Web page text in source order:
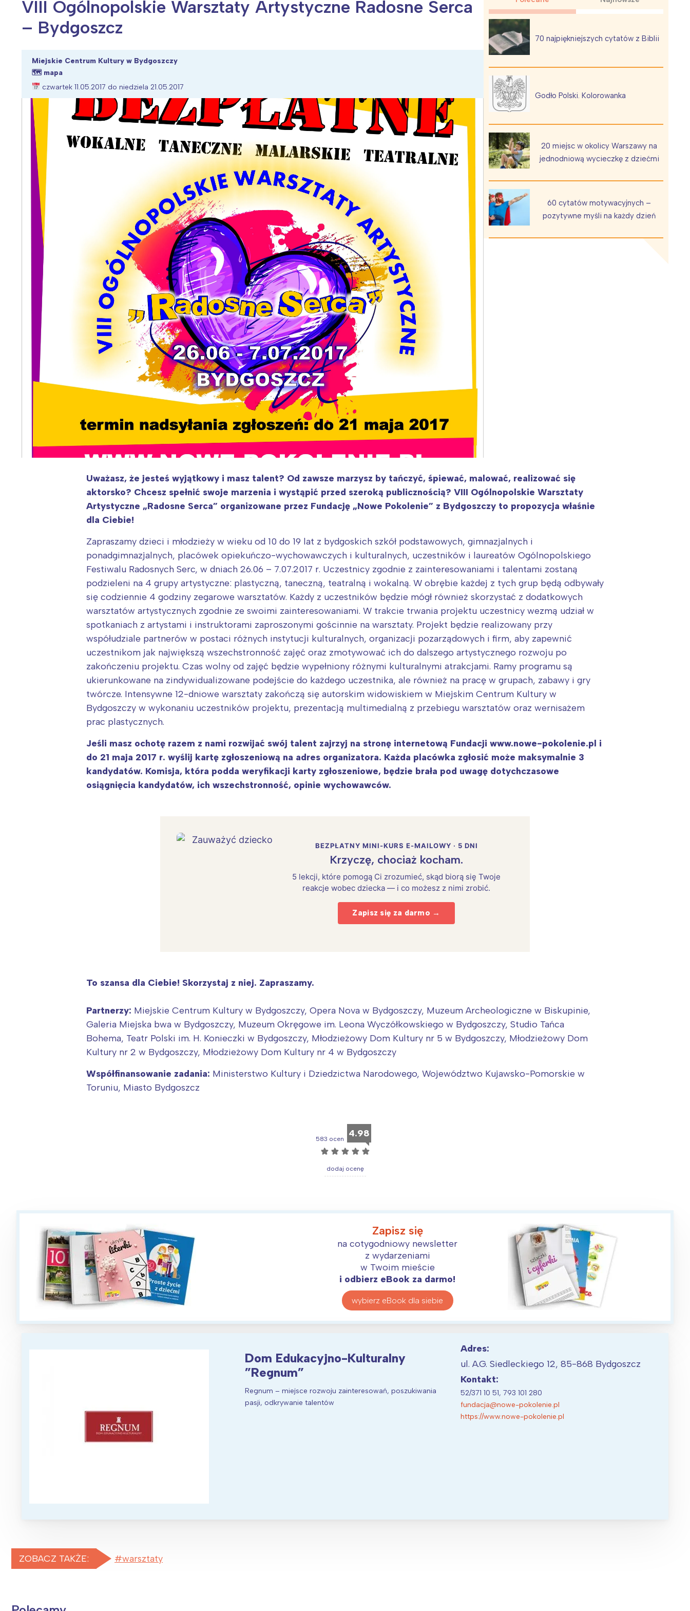
Wiosenny koncert ptaków na płocie
VIII Ogólnopolskie Warsztaty Artystyczne Radosne Serca
– Bydgoszcz
Miejskie Centrum Kultury w Bydgoszczy
🗺 mapa
czwartek 11.05.2017 do niedziela 21.05.2017
70 najpiękniejszych cytatów z Biblii
Godło Polski. Kolorowanka
20 miejsc w okolicy Warszawy na
jednodniową wycieczkę z dziećmi
60 cytatów motywacyjnych –
pozytywne myśli na każdy dzień
Uważasz, że jesteś wyjątkowy i masz talent? Od zawsze marzysz by tańczyć, śpiewać, malować, realizować się
aktorsko? Chcesz spełnić swoje marzenia i wystąpić przed szeroką publicznością? VIII Ogólnopolskie Warsztaty
Artystyczne „Radosne Serca” organizowane przez Fundację „Nowe Pokolenie” z Bydgoszczy to propozycja właśnie
dla Ciebie!
Zapraszamy dzieci i młodzieży w wieku od 10 do 19 lat z bydgoskich szkół podstawowych, gimnazjalnych i
ponadgimnazjalnych, placówek opiekuńczo-wychowawczych i kulturalnych, uczestników i laureatów Ogólnopolskiego
Festiwalu Radosnych Serc, w dniach 26.06 – 7.07.2017 r. Uczestnicy zgodnie z zainteresowaniami i talentami zostaną
podzieleni na 4 grupy artystyczne: plastyczną, taneczną, teatralną i wokalną. W obrębie każdej z tych grup będą odbywały
się codziennie 4 godziny zegarowe warsztatów. Każdy z uczestników będzie mógł również skorzystać z dodatkowych
warsztatów artystycznych zgodnie ze swoimi zainteresowaniami. W trakcie trwania projektu uczestnicy wezmą udział w
spotkaniach z artystami i instruktorami zaproszonymi gościnnie na warsztaty. Projekt będzie realizowany przy
współudziale partnerów w postaci różnych instytucji kulturalnych, organizacji pozarządowych i firm, aby zapewnić
uczestnikom jak największą wszechstronność zajęć oraz zmotywować ich do dalszego artystycznego rozwoju po
zakończeniu projektu. Czas wolny od zajęć będzie wypełniony różnymi kulturalnymi atrakcjami. Ramy programu są
ukierunkowane na zindywidualizowane podejście do każdego uczestnika, ale również na pracę w grupach, zabawy i gry
twórcze. Intensywne 12-dniowe warsztaty zakończą się autorskim widowiskiem w Miejskim Centrum Kultury w
Bydgoszczy w wykonaniu uczestników projektu, prezentacją multimedialną z przebiegu warsztatów oraz wernisażem
prac plastycznych.
Jeśli masz ochotę razem z nami rozwijać swój talent zajrzyj na stronę internetową Fundacji www.nowe-pokolenie.pl i
do 21 maja 2017 r. wyślij kartę zgłoszeniową na adres organizatora. Każda placówka zgłosić może maksymalnie 3
kandydatów. Komisja, która podda weryfikacji karty zgłoszeniowe, będzie brała pod uwagę dotychczasowe
osiągnięcia kandydatów, ich wszechstronność, opinie wychowawców.
BEZPŁATNY MINI-KURS E-MAILOWY · 5 DNI
Krzyczę, chociaż kocham.
5 lekcji, które pomogą Ci zrozumieć, skąd biorą się Twoje
reakcje wobec dziecka — i co możesz z nimi zrobić.
Zapisz się za darmo →
To szansa dla Ciebie! Skorzystaj z niej. Zapraszamy.
Partnerzy: Miejskie Centrum Kultury w Bydgoszczy, Opera Nova w Bydgoszczy, Muzeum Archeologiczne w Biskupinie,
Galeria Miejska bwa w Bydgoszczy, Muzeum Okręgowe im. Leona Wyczółkowskiego w Bydgoszczy, Studio Tańca
Bohema, Teatr Polski im. H. Konieczki w Bydgoszczy, Młodzieżowy Dom Kultury nr 5 w Bydgoszczy, Młodzieżowy Dom
Kultury nr 2 w Bydgoszczy, Młodzieżowy Dom Kultury nr 4 w Bydgoszczy
Współfinansowanie zadania: Ministerstwo Kultury i Dziedzictwa Narodowego, Województwo Kujawsko-Pomorskie w
Toruniu, Miasto Bydgoszcz
583 ocen 4.98
☆ ☆ ☆ ☆ ☆
dodaj ocenę
Zapisz się
na cotygodniowy newsletter
z wydarzeniami
w Twoim mieście
i odbierz eBook za darmo!
wybierz eBook dla siebie
Dom Edukacyjno-Kulturalny
”Regnum”
Regnum – miejsce rozwoju zainteresowań, poszukiwania
pasji, odkrywanie talentów
Adres:
ul. A.G. Siedleckiego 12, 85-868 Bydgoszcz
Kontakt:
52/371 10 51, 793 101 280
fundacja@nowe-pokolenie.pl
https://www.nowe-pokolenie.pl
ZOBACZ TAKŻE: warsztaty
Interesują mnie wydarzenia z tego regionu:
Śląsk
Kraków